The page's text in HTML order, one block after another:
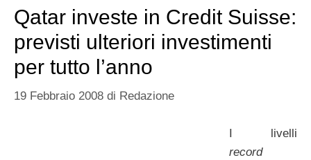
Qatar investe in Credit Suisse:
previsti ulteriori investimenti
per tutto l’anno
19 Febbraio 2008 di Redazione
I livelli
record